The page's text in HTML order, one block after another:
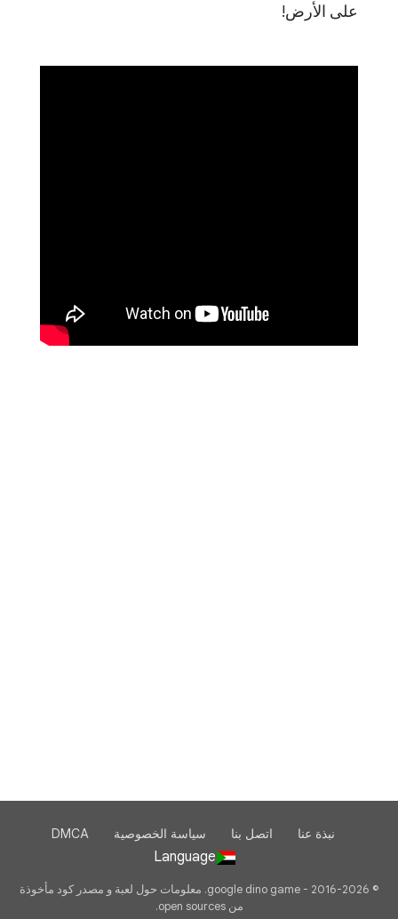
على الأرض!
نبذة عنا اتصل بنا سياسة الخصوصية DMCA
Language
© 2016-2026 - google dino game. معلومات حول لعبة و مصدر كود مأخوذة
من open sources.